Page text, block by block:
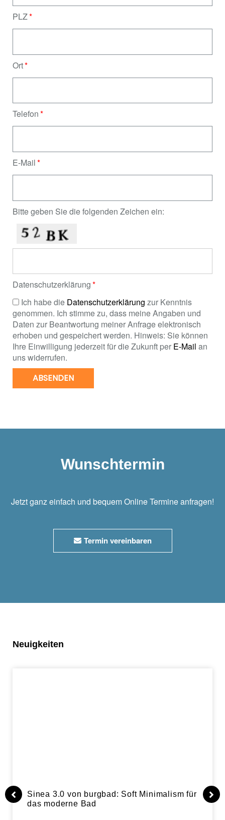
PLZ
Ort
Telefon
E-Mail
Bitte geben Sie die folgenden Zeichen ein:
Datenschutzerklärung
Ich habe die Datenschutzerklärung zur Kenntnis
genommen. Ich stimme zu, dass meine Angaben und
Daten zur Beantwortung meiner Anfrage elektronisch
erhoben und gespeichert werden. Hinweis: Sie können
Ihre Einwilligung jederzeit für die Zukunft per E-Mail an
uns widerrufen.
ABSENDEN
Wunschtermin
Jetzt ganz einfach und bequem Online Termine anfragen!
Termin vereinbaren
Neuigkeiten
Sinea 3.0 von burgbad: Soft Minimalism für
das moderne Bad